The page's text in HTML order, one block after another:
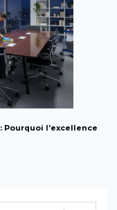
Pourquoi l’excellence